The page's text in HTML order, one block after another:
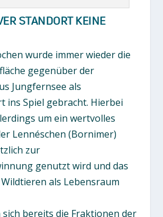
STANDORT KEINE
wurde immer wieder die
gegenüber der
Jungfernsee als
ins Spiel gebracht. Hierbei
um ein wertvolles
Lennéschen (Bornimer)
zur
genutzt wird und das
als Lebensraum
bereits die Fraktionen der